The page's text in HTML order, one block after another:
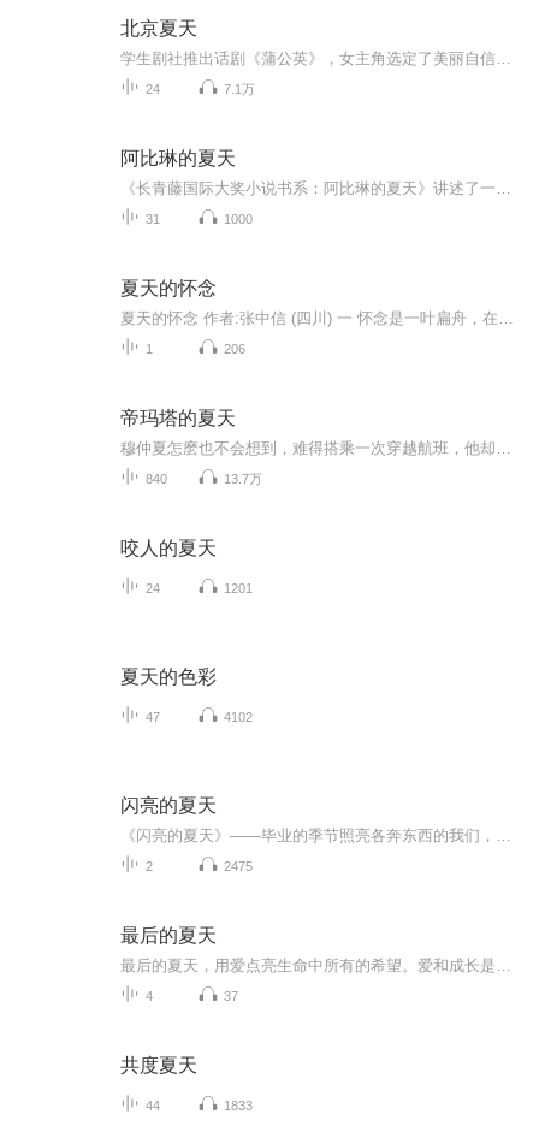
北京夏天
24 7.1万
阿比琳的夏天
31 1000
夏天的怀念
1 206
帝玛塔的夏天
840 13.7万
咬人的夏天
24 1201
夏天的色彩
47 4102
闪亮的夏天
2 2475
最后的夏天
4 37
共度夏天
44 1833